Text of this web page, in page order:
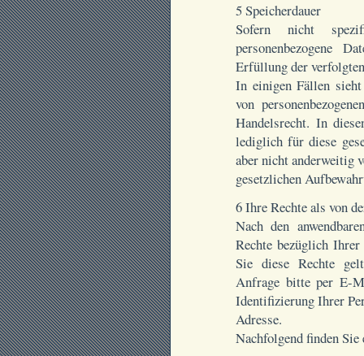
5 Speicherdauer
Sofern nicht
personenbezogene
Erfüllung der
In einigen Fällen
von
Handelsrecht. In
lediglich für diese
aber nicht anderweitig
gesetzlichen
6 Ihre Rechte als von
Nach den
Rechte bezüglich Ihrer
Sie diese Rechte
Anfrage bitte per E-
Identifizierung Ihrer
Adresse.
Nachfolgend finden